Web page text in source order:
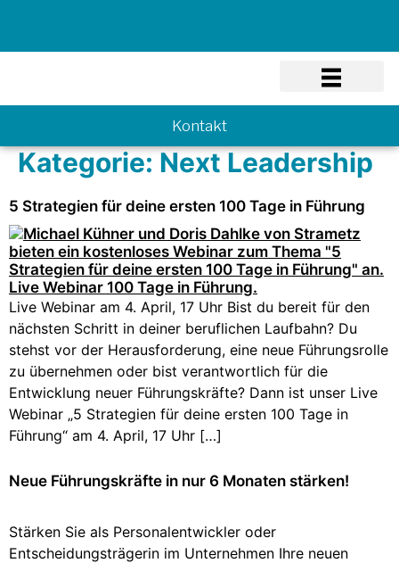
Kontakt
Kategorie: Next Leadership
5 Strategien für deine ersten 100 Tage in Führung
Live Webinar am 4. April, 17 Uhr Bist du bereit für den
nächsten Schritt in deiner beruflichen Laufbahn? Du
stehst vor der Herausforderung, eine neue Führungsrolle
zu übernehmen oder bist verantwortlich für die
Entwicklung neuer Führungskräfte? Dann ist unser Live
Webinar „5 Strategien für deine ersten 100 Tage in
Führung“ am 4. April, 17 Uhr […]
Neue Führungskräfte in nur 6 Monaten stärken!
Stärken Sie als Personalentwickler oder
Entscheidungsträgerin im Unternehmen Ihre neuen